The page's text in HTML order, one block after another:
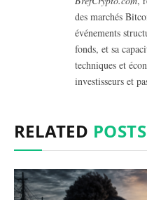
des marchés
événements
fonds, et sa
techniques et
investisseurs et
RELATED POSTS